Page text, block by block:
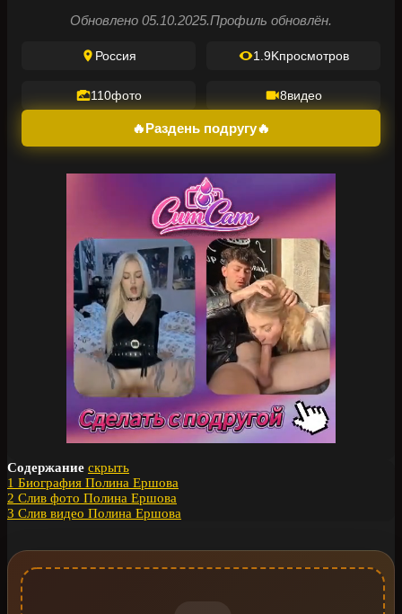
Обновлено 05.10.2025.Профиль обновлён.
Россия 1.9Kпросмотров
110фото 8видео
🔥Раздень подругу🔥
Содержание скрыть
1 Биография Полина Ершова
2 Слив фото Полина Ершова
3 Слив видео Полина Ершова